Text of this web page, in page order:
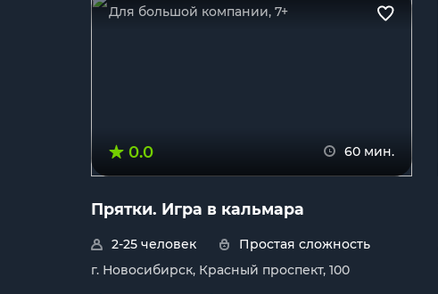
Для большой компании, 7+
0.0 60 мин.
Прятки. Игра в кальмара
2-25 человек
Простая сложность
г. Новосибирск, Красный проспект, 100